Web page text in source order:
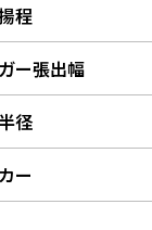
程
ー張出幅
径
ー